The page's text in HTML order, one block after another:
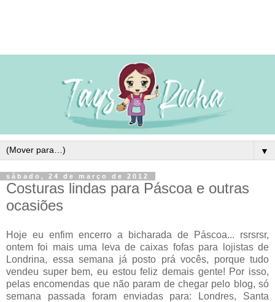
▼
sábado, 24 de março de 2012
Costuras lindas para Páscoa e outras
ocasiões
Hoje eu enfim encerro a bicharada de Páscoa... rsrsrsr,
ontem foi mais uma leva de caixas fofas para lojistas de
Londrina, essa semana já posto prá vocês, porque tudo
vendeu super bem, eu estou feliz demais gente! Por isso,
pelas encomendas que não param de chegar pelo blog, só
semana passada foram enviadas para: Londres, Santa